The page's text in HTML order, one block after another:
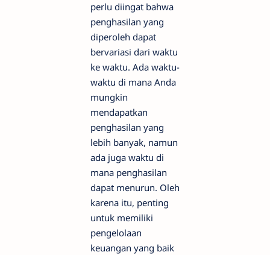
perlu diingat bahwa
penghasilan yang
diperoleh dapat
bervariasi dari waktu
ke waktu. Ada waktu-
waktu di mana Anda
mungkin
mendapatkan
penghasilan yang
lebih banyak, namun
ada juga waktu di
mana penghasilan
dapat menurun. Oleh
karena itu, penting
untuk memiliki
pengelolaan
keuangan yang baik